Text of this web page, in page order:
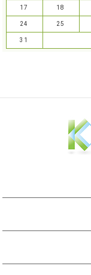
17 18
24 25
31